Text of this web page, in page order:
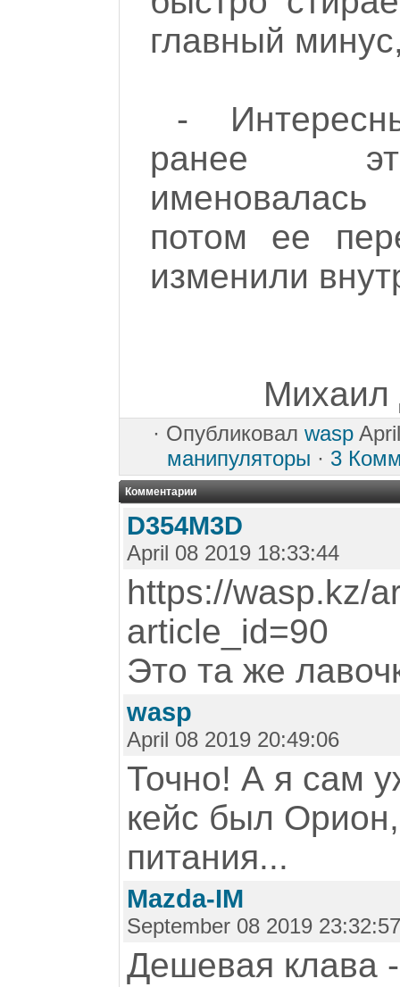
главный
-
ранее
именовалась
потом ее
изменили
Михаил
· Опубликовал wasp
манипуляторы · 3
Комментарии
D354M3D
April 08 2019 18:33:44
https://wasp.kz/
article_id=90
Это та же
wasp
April 08 2019 20:49:06
Точно! А я сам
кейс был
питания...
Mazda-IM
September 08 2019 23:32:57
Дешевая клава -